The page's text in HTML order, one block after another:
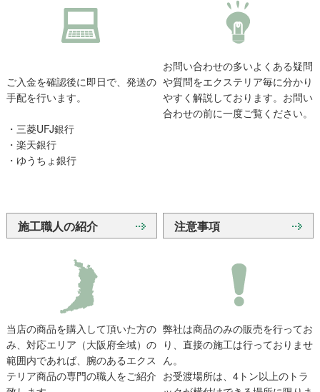
ご入金を確認後に即日で、発送の
手配を行います。
・三菱UFJ銀行
・楽天銀行
・ゆうちょ銀行
お問い合わせの多いよくある疑問
や質問をエクステリア毎に分かり
やすく解説しております。お問い
合わせの前に一度ご覧ください。
施工職人の紹介
当店の商品を購入して頂いた方の
み、対応エリア（大阪府全域）の
範囲内であれば、腕のあるエクス
テリア商品の専門の職人をご紹介
注意事項
弊社は商品のみの販売を行ってお
り、直接の施工は行っておりませ
ん。
お受渡場所は、4トン以上のトラ